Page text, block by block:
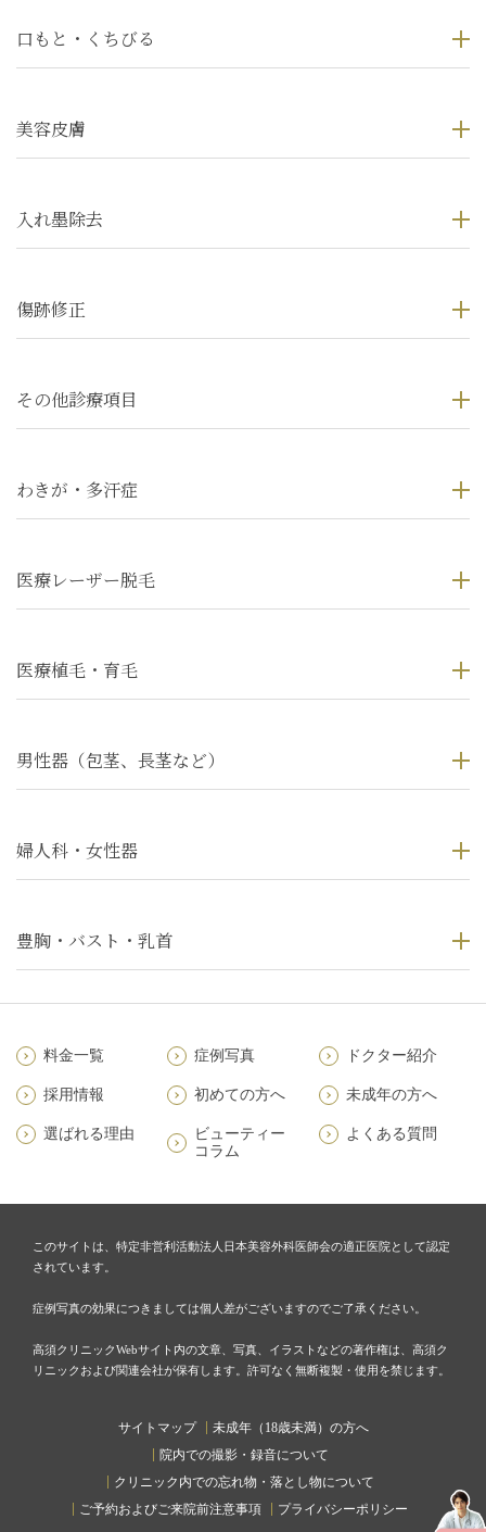
口もと・くちびる
美容皮膚
入れ墨除去
傷跡修正
その他診療項目
わきが・多汗症
医療レーザー脱毛
医療植毛・育毛
男性器（包茎、長茎など）
婦人科・女性器
豊胸・バスト・乳首
料金一覧 症例写真 ドクター紹介
採用情報 初めての方へ 未成年の方へ
選ばれる理由
ビューティー
コラム
よくある質問
このサイトは、特定非営利活動法人日本美容外科医師会の適正医院として認定
されています。
症例写真の効果につきましては個人差がございますのでご了承ください。
高須クリニックWebサイト内の文章、写真、イラストなどの著作権は、高須ク
リニックおよび関連会社が保有します。許可なく無断複製・使用を禁じます。
サイトマップ
未成年（18歳未満）の方へ
院内での撮影・録音について
クリニック内での忘れ物・落とし物について
ご予約およびご来院前注意事項
プライバシーポリシー